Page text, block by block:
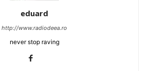
eduard
http://www.radiodeea.ro
never stop raving